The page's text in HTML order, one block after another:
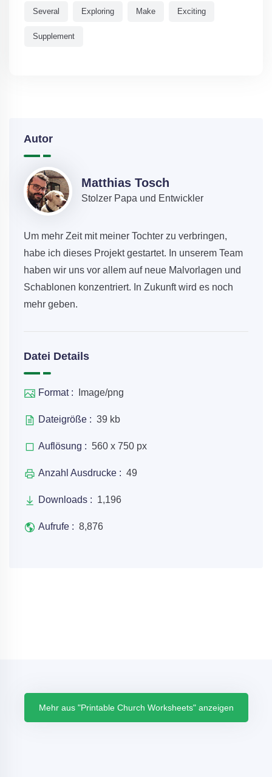
Several Exploring Make Exciting
Supplement
Autor
Matthias Tosch
Stolzer Papa und Entwickler
Um mehr Zeit mit meiner Tochter zu verbringen,
habe ich dieses Projekt gestartet. In unserem Team
haben wir uns vor allem auf neue Malvorlagen und
Schablonen konzentriert. In Zukunft wird es noch
mehr geben.
Datei Details
Format : Image/png
Dateigröße : 39 kb
Auflösung : 560 x 750 px
Anzahl Ausdrucke : 49
Downloads : 1,196
Aufrufe : 8,876
Mehr aus "Printable Church Worksheets" anzeigen